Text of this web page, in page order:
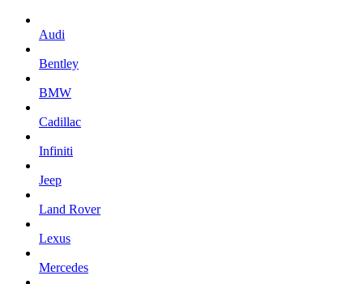
Audi
Bentley
BMW
Cadillac
Infiniti
Jeep
Land Rover
Lexus
Mercedes